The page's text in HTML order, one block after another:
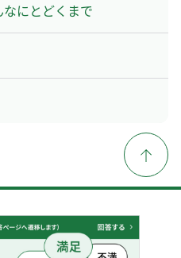
にとどくまで